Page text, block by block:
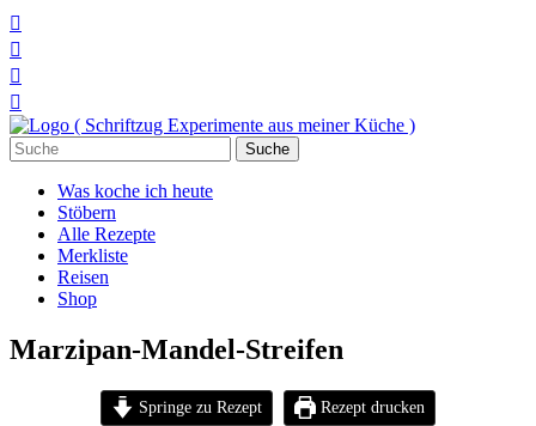




Suchen
nach:
Was koche ich heute
Stöbern
Alle Rezepte
Merkliste
Reisen
Shop
Marzipan-Mandel-Streifen
Springe zu Rezept Rezept drucken